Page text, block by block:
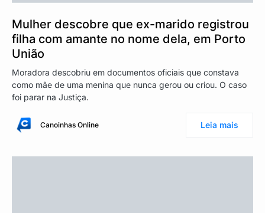
Mulher descobre que ex-marido registrou
filha com amante no nome dela, em Porto
União
Moradora descobriu em documentos oficiais que constava
como mãe de uma menina que nunca gerou ou criou. O caso
foi parar na Justiça.
Canoinhas Online Leia mais